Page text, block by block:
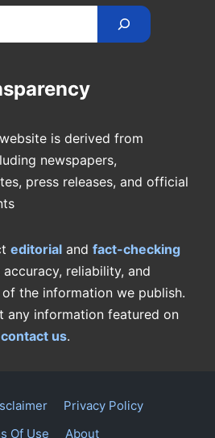
is derived from
newspapers,
press releases, and official
editorial and fact-checking
reliability, and
the information we publish.
any information featured on
contact us.
Privacy Policy
Of Use
About